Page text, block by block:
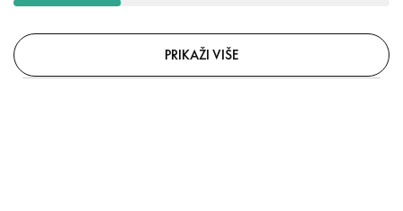
PRIKAŽI VIŠE